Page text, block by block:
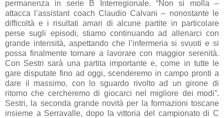
permanenza in serie B Interregionale. “Non si molla –
attacca l’assistant coach Claudio Calvani – nonostante le
difficoltà e i risultati amari di alcune partite in particolare
perse sugli episodi, stiamo continuando ad allenarci con
grande intensità, aspettando che l’infermeria si svuoti e si
possa finalmente tornare a lavorare con maggior serenità.
Con Sestri sarà una partita importante e, come in tutte le
gare disputate fino ad oggi, scenderemo in campo pronti a
dare il massimo, con lo sguardo rivolto ad un girone di
ritorno che cercheremo di giocarci nel migliore dei modi”.
Sestri, la seconda grande novità per la formazioni toscane
insieme a Serravalle, dopo la vittoria del campionato di C